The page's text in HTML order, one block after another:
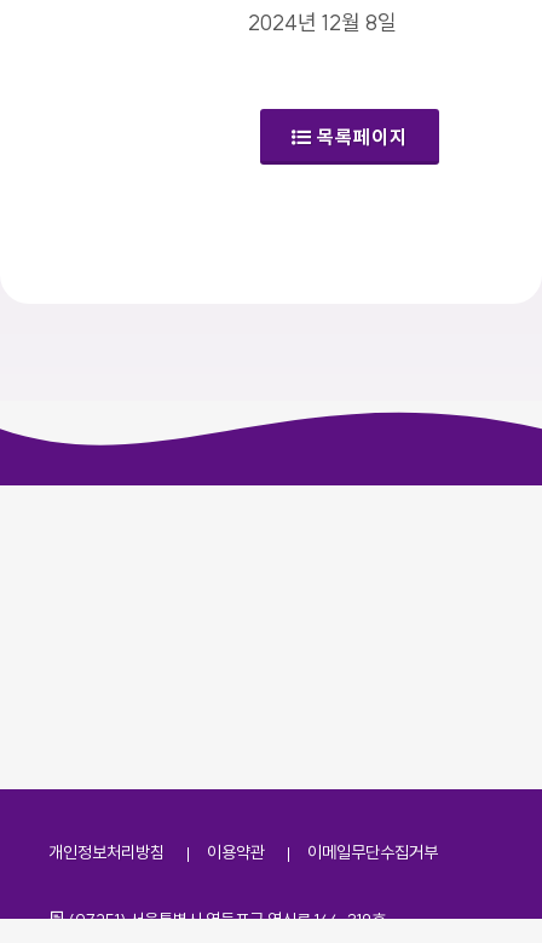
2024년 12월 8일
목록페이지
개인정보처리방침 이용약관 이메일무단수집거부
주소
(07251) 서울특별시 영등포구 영신로 166, 319호